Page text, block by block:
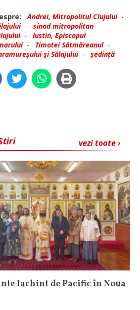
Andrei, Mitropolitul Clujului-
- sinod mitropolitan -
- Iustin, Episcopul
- Timotei Sătmăreanul-
şi Sălajului- ședință
vezi toate ›
Iachint de Pacific în Noua